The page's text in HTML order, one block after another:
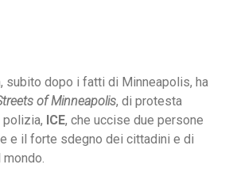
subito dopo i fatti di Minneapolis, ha
of Minneapolis, di protesta
polizia, ICE, che uccise due persone
e il forte sdegno dei cittadini e di